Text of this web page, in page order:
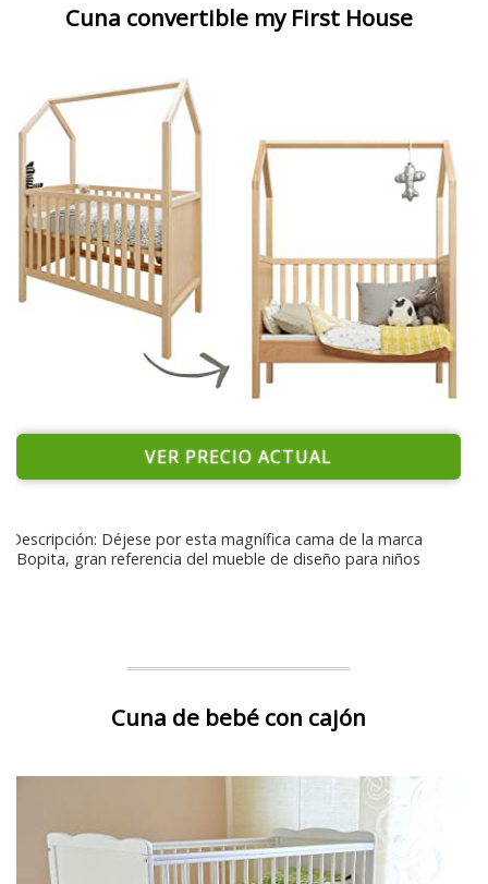
Cuna convertible my First House
VER PRECIO ACTUAL
Descripción: Déjese por esta magnífica cama de la marca
Bopita, gran referencia del mueble de diseño para niños
Cuna de bebé con cajón